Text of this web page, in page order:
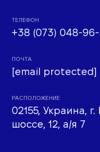
ТЕЛЕФОН
+38 (073) 048-
ПОЧТА
[email protected]
РАСПОЛОЖЕНИЕ
02155, Украина,
шоссе, 12, а/я 7